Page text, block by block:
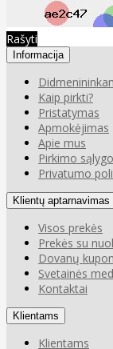
Rašyti
Informacija
Kaip pirkti?
Pristatymas
Apmokėjimas
Apie mus
Pirkimo
Privatumo
Klientų aptarnavimas
Visos prekės
Prekės su
Dovanų
Svetainės
Kontaktai
Klientams
Klientams